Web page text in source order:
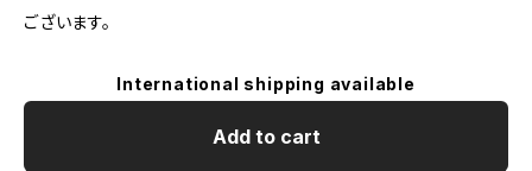
ございます。
International shipping available
Add to cart